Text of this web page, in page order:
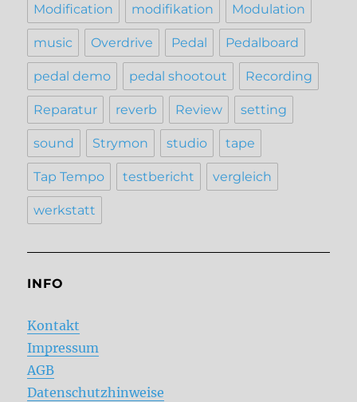
Modification modifikation Modulation
music Overdrive Pedal Pedalboard
pedal demo pedal shootout Recording
Reparatur reverb Review setting
sound Strymon studio tape
Tap Tempo testbericht vergleich
werkstatt
INFO
Kontakt
Impressum
AGB
Datenschutzhinweise